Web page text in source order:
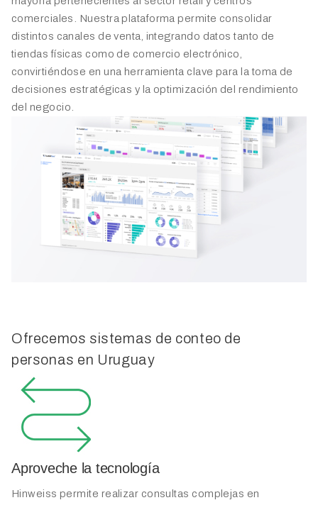
comerciales. Nuestra plataforma permite consolidar
distintos canales de venta, integrando datos tanto de
tiendas físicas como de comercio electrónico,
convirtiéndose en una herramienta clave para la toma de
decisiones estratégicas y la optimización del rendimiento
del negocio.
Ofrecemos sistemas de conteo de
personas en Uruguay
Aproveche la tecnología
Hinweiss permite realizar consultas complejas en